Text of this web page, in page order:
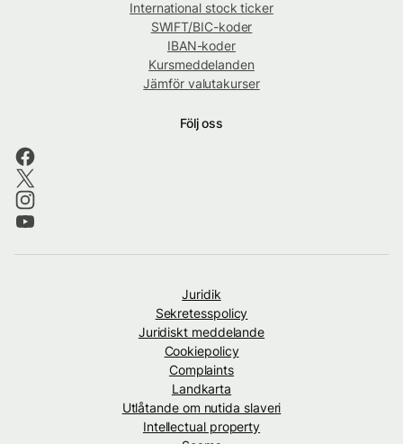
International stock ticker
SWIFT/BIC-koder
IBAN-koder
Kursmeddelanden
Jämför valutakurser
Följ oss
Juridik
Sekretesspolicy
Juridiskt meddelande
Cookiepolicy
Complaints
Landkarta
Utlåtande om nutida slaveri
Intellectual property